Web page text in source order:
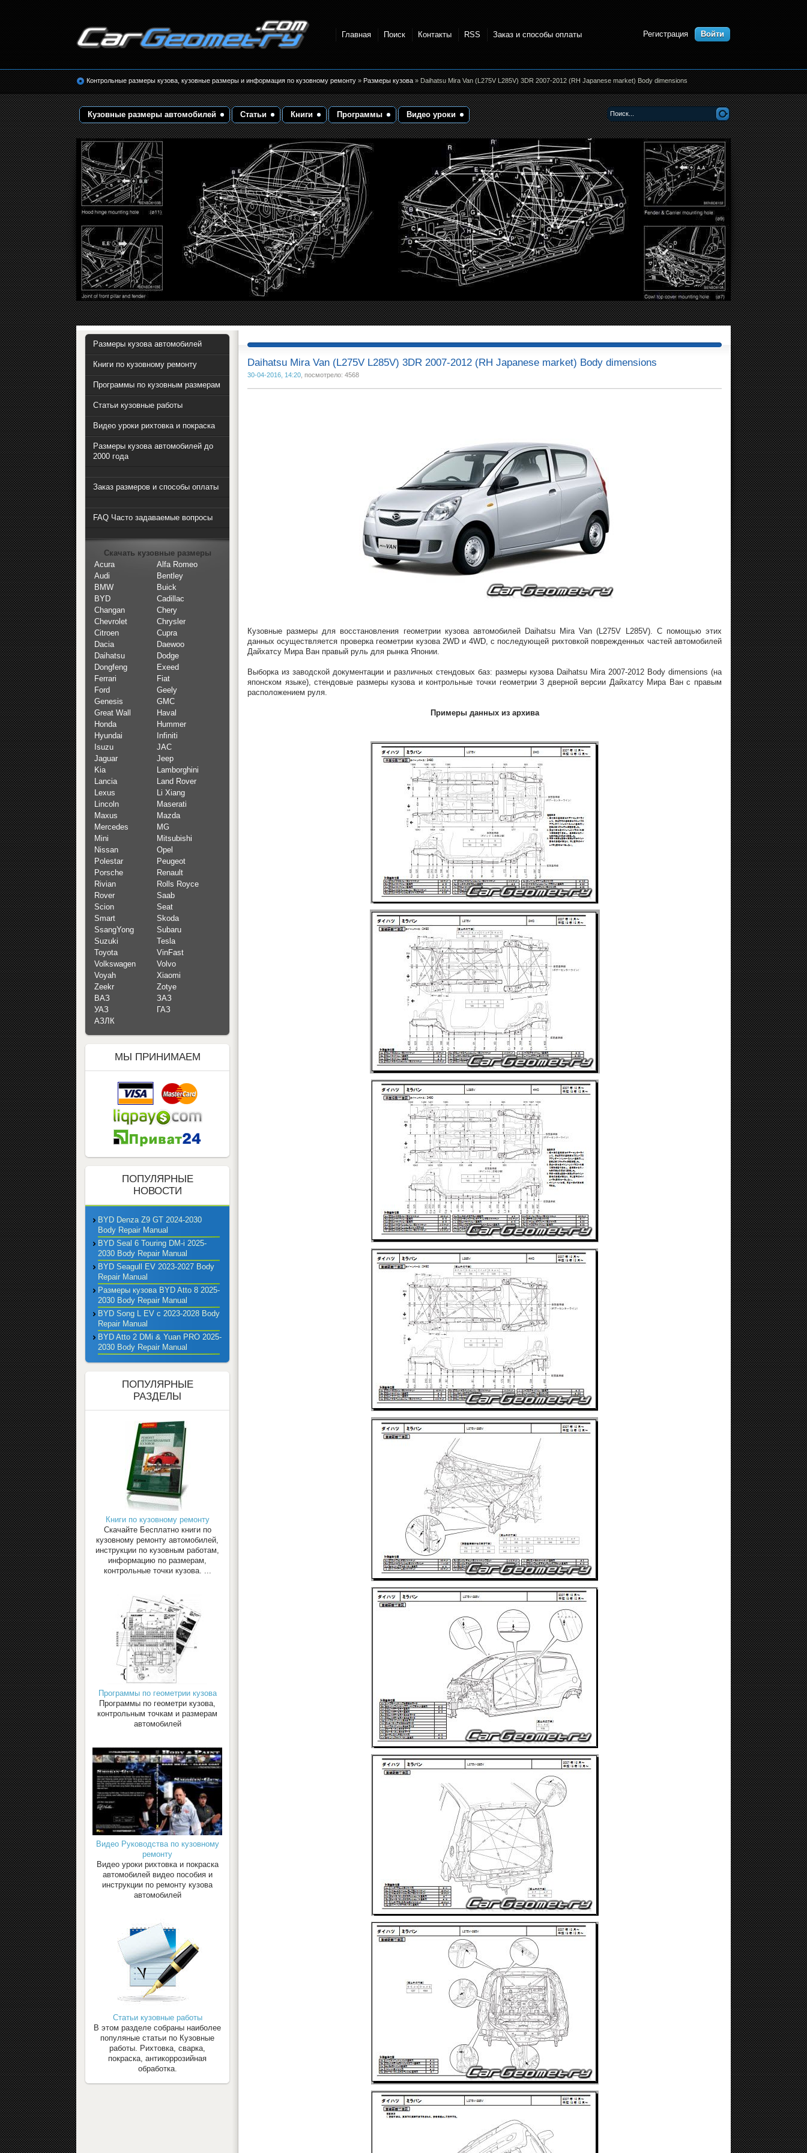
кузовные размеры. Геометрия кузова
Главная Поиск Контакты RSS Заказ и способы оплаты Регистрация Войти
Контрольные размеры кузова, кузовные размеры и информация по кузовному ремонту»Размеры кузова» Daihatsu Mira Van (L275V L285V) 3DR 2007-2012 (RH Japanese market) Body dimensions
Кузовные размеры автомобилей Статьи Книги Программы Видео уроки
Daihatsu Mira Van (L275V L285V) 3DR 2007-2012 (RH Japanese market) Body dimensions
30-04-2016, 14:20, посмотрело: 4568
Кузовные размеры для восстановления геометрии кузова автомобилей Daihatsu Mira Van (L275V L285V). С помощью этих
данных осуществляется проверка геометрии кузова 2WD и 4WD, с последующей рихтовкой поврежденных частей автомобилей
Дайхатсу Мира Ван правый руль для рынка Японии.
Выборка из заводской документации и различных стендовых баз: размеры кузова Daihatsu Mira 2007-2012 Body dimensions (на
японском языке), стендовые размеры кузова и контрольные точки геометрии 3 дверной версии Дайхатсу Мира Ван с правым
расположением руля.
Примеры данных из архива
Размеры кузова автомобилей
Книги по кузовному ремонту
Программы по кузовным размерам
Статьи кузовные работы
Видео уроки рихтовка и покраска
Размеры кузова автомобилей до
2000 года
Заказ размеров и способы оплаты
FAQ Часто задаваемые вопросы
Скачать кузовные размеры
Acura
Alfa Romeo
Audi
Bentley
BMW
Buick
BYD
Cadillac
Changan
Chery
Chevrolet
Chrysler
Citroen
Cupra
Dacia
Daewoo
Daihatsu
Dodge
Dongfeng
Exeed
Ferrari
Fiat
Ford
Geely
Genesis
GMC
Great Wall
Haval
Honda
Hummer
Hyundai
Infiniti
Isuzu
JAC
Jaguar
Jeep
Kia
Lamborghini
Lancia
Land Rover
Lexus
Li Xiang
Lincoln
Maserati
Maxus
Mazda
Mercedes
MG
Mini
Mitsubishi
Nissan
Opel
Polestar
Peugeot
Porsche
Renault
Rivian
Rolls Royce
Rover
Saab
Scion
Seat
Smart
Skoda
SsangYong
Subaru
Suzuki
Tesla
Toyota
VinFast
Volkswagen
Volvo
Voyah
Xiaomi
Zeekr
Zotye
ВАЗ
ЗАЗ
УАЗ
ГАЗ
АЗЛК
МЫ ПРИНИМАЕМ
ПОПУЛЯРНЫЕ
НОВОСТИ
BYD Denza Z9 GT 2024-2030
Body Repair Manual
BYD Seal 6 Touring DM-i 2025-
2030 Body Repair Manual
BYD Seagull EV 2023-2027 Body
Repair Manual
Размеры кузова BYD Atto 8 2025-
2030 Body Repair Manual
BYD Song L EV с 2023-2028 Body
Repair Manual
BYD Atto 2 DMi & Yuan PRO 2025-
2030 Body Repair Manual
ПОПУЛЯРНЫЕ
РАЗДЕЛЫ
Книги по кузовному ремонту
Скачайте Бесплатно книги по
кузовному ремонту автомобилей,
инструкции по кузовным работам,
информацию по размерам,
контрольные точки кузова. ...
Программы по геометрии кузова
Программы по геометри кузова,
контрольным точкам и размерам
автомобилей
Видео Руководства по кузовному
ремонту
Видео уроки рихтовка и покраска
автомобилей видео пособия и
инструкции по ремонту кузова
автомобилей
Статьи кузовные работы
В этом разделе собраны наиболее
популяные статьи по Кузовные
работы. Рихтовка, сварка,
покраска, антикоррозийная
обработка.